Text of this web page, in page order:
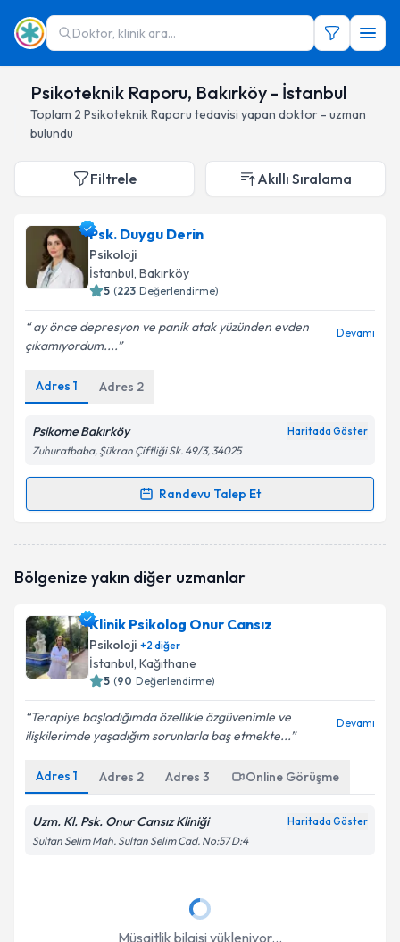
Doktor, klinik ara...
Psikoteknik Raporu, Bakırköy - İstanbul
Toplam 2 Psikoteknik Raporu tedavisi yapan doktor - uzman
bulundu
Filtrele Akıllı Sıralama
Psk. Duygu Derin
Psikoloji
İstanbul, Bakırköy
5 (223 Değerlendirme)
ay önce depresyon ve panik atak yüzünden evden
çıkamıyordum....
Devamı
Adres 1 Adres 2
Psikome Bakırköy Haritada Göster
Zuhuratbaba, Şükran Çiftliği Sk. 49/3, 34025
Randevu Talep Et
Randevu Takvimi Talebi
oluşturun. Size bu uzmandan randevu almanız için bir
E-posta Adresiniz
Kişisel verilerimin işlenmesine ilişkinAydınlatma
Metni'ni okudum ve kişisel verilerimin belirtilen
Takvim Talebini Gönder
Bölgenize yakın diğer uzmanlar
Klinik Psikolog Onur Cansız
Psikoloji +2 diğer
İstanbul, Kağıthane
5 (90 Değerlendirme)
Terapiye başladığımda özellikle özgüvenimle ve
ilişkilerimde yaşadığım sorunlarla baş etmekte...
Devamı
Adres 1 Adres 2 Adres 3 Online Görüşme
Uzm. Kl. Psk. Onur Cansız Kliniği Haritada Göster
Sultan Selim Mah. Sultan Selim Cad. No:57 D:4
Müsaitlik bilgisi yükleniyor...